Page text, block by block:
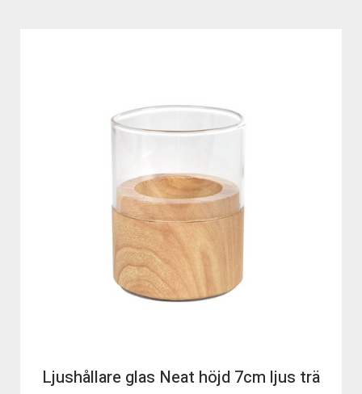
Ljushållare glas Neat höjd 7cm ljus trä